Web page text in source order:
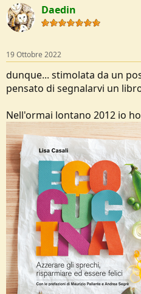
t
o
r
D
i
s
u
s
o
n
e
d
i
I
i
z
i
Daedin
19 Ottobre 2022
dunque... stimolata da un
pensato di segnalarvi un
Nell'ormai lontano 2012 io